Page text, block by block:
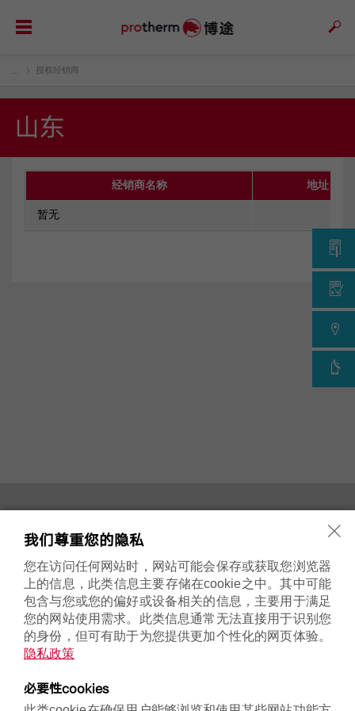
授权经销商
山东
经销商名称 地址
暂无
博途品牌历史
博途轻松暖
冷凝壁挂炉
系统组件
售后服务
售后服务
联系我们
联系地址
我们尊重您的隐私
您在访问任何网站时，网站可能会保存或获取您浏览器
上的信息，此类信息主要存储在cookie之中。其中可能
包含与您或您的偏好或设备相关的信息，主要用于满足
您的网站使用需求。此类信息通常无法直接用于识别您
的身份，但可有助于为您提供更加个性化的网页体验。
隐私政策
必要性cookies